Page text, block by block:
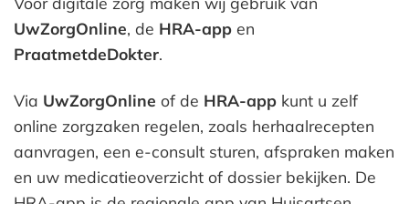
UwZorgOnline, de HRA-app en
PraatmetdeDokter.
Via UwZorgOnline of de HRA-app kunt u zelf
online zorgzaken regelen, zoals herhaalrecepten
aanvragen, een e-consult sturen, afspraken maken
en uw medicatieoverzicht of dossier bekijken. De